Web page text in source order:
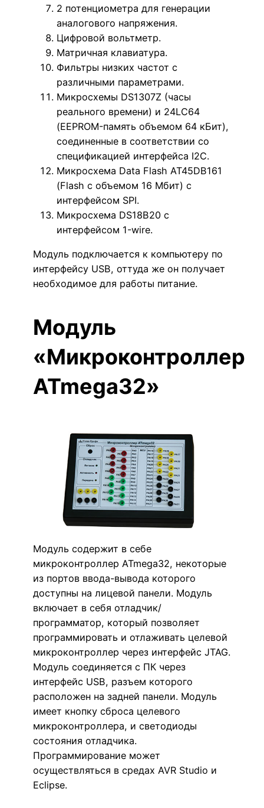
2 потенциометра для генерации
аналогового напряжения.
Цифровой вольтметр.
Матричная клавиатура.
Фильтры низких частот с
различными параметрами.
Микросхемы DS1307Z (часы
реального времени) и 24LC64
(EEPROM-память объемом 64 кБит),
соединенные в соответствии со
спецификацией интерфейса I2C.
Микросхема Data Flash AT45DB161
(Flash c объемом 16 Мбит) с
интерфейсом SPI.
Микросхема DS18B20 с
интерфейсом 1-wire.
Модуль подключается к компьютеру по
интерфейсу USB, оттуда же он получает
необходимое для работы питание.
Модуль
«Микроконтроллер
ATmega32»
Модуль содержит в себе
микроконтроллер ATmega32, некоторые
из портов ввода-вывода которого
доступны на лицевой панели. Модуль
включает в себя отладчик/
программатор, который позволяет
программировать и отлаживать целевой
микроконтроллер через интерфейс JTAG.
Модуль соединяется с ПК через
интерфейс USB, разъем которого
расположен на задней панели. Модуль
имеет кнопку сброса целевого
микроконтроллера, и светодиоды
состояния отладчика.
Программирование может
осуществляться в средах AVR Studio и
Eclipse.